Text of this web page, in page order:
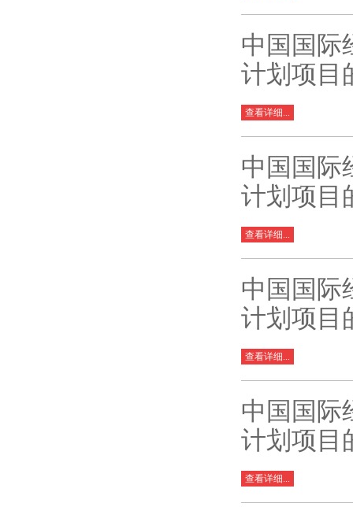
中国国际
计划项目
查看详细...
中国国际
计划项目
查看详细...
中国国际
计划项目
查看详细...
中国国际
计划项目
查看详细...